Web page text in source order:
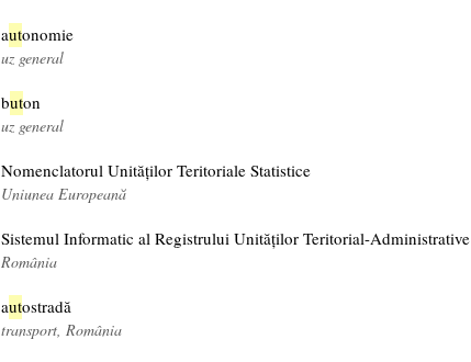
autonomie
uz general
buton
uz general
Nomenclatorul Unităților Teritoriale Statistice
Uniunea Europeană
Sistemul Informatic al Registrului Unităților Teritorial-Administrative
România
autostradă
transport, România